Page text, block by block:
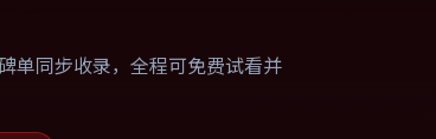
单同步收录，全程可免费试看并